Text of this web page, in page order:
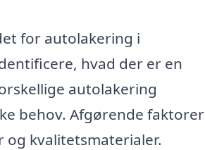
for autolakering i
hvad der er en
autolakering
behov. Afgørende faktorer
kvalitetsmaterialer.